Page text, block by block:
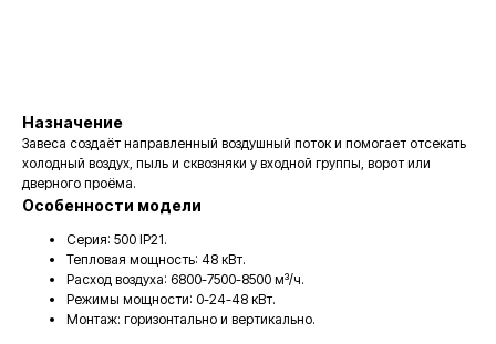
Назначение
Завеса создаёт направленный воздушный поток и помогает отсекать
холодный воздух, пыль и сквозняки у входной группы, ворот или
дверного проёма.
Особенности модели
Серия: 500 IP21.
Тепловая мощность: 48 кВт.
Расход воздуха: 6800-7500-8500 м³/ч.
Режимы мощности: 0-24-48 кВт.
Монтаж: горизонтально и вертикально.